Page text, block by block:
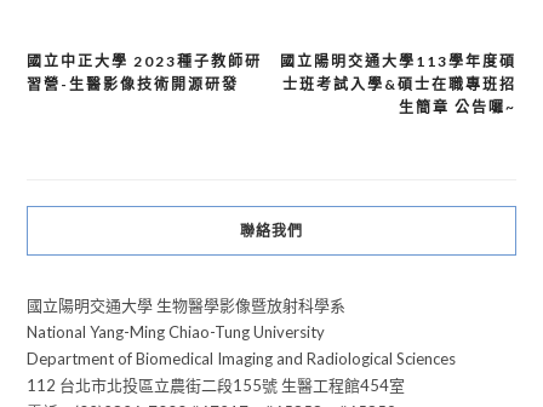
文
國立陽明交通大學113學年度碩
士班考試入學&碩士在職專班招
生簡章 公告囉~
國立中正大學 2023種子教師研
習營-生醫影像技術開源研發
聯絡我們
國立陽明交通大學 生物醫學影像暨放射科學系
National Yang-Ming Chiao-Tung University
Department of Biomedical Imaging and Radiological Sciences
112 台北市北投區立農街二段155號 生醫工程館454室